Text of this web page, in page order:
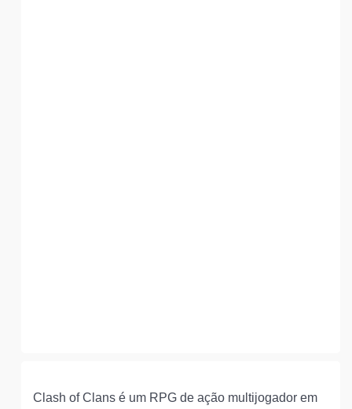
Clash of Clans é um RPG de ação multijogador em